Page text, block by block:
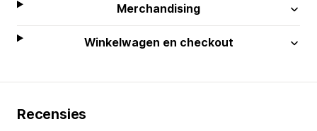
Merchandising
Winkelwagen en checkout
Recensies